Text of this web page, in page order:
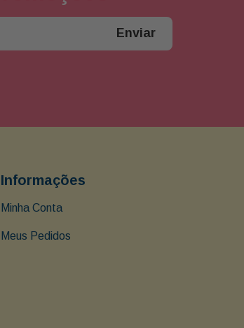
Enviar
Informações
Minha Conta
Meus Pedidos